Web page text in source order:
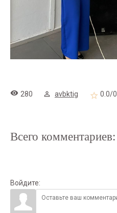
280 avbktig 0.0/0
Всего комментариев:
Войдите: